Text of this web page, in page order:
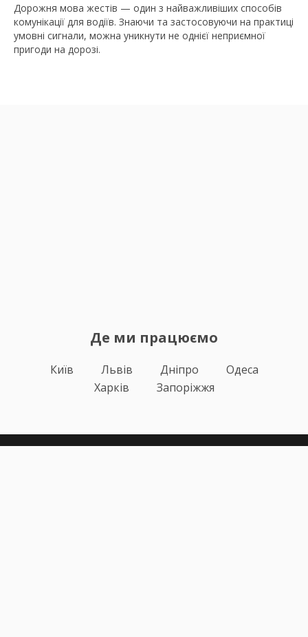
Дорожня мова жестів — один з найважливіших способів
комунікації для водіїв. Знаючи та застосовуючи на практиці
умовні сигнали, можна уникнути не однієї неприємної
пригоди на дорозі.
Де ми працюємо
Київ Львів Дніпро
Одеса
Харків
Запоріжжя